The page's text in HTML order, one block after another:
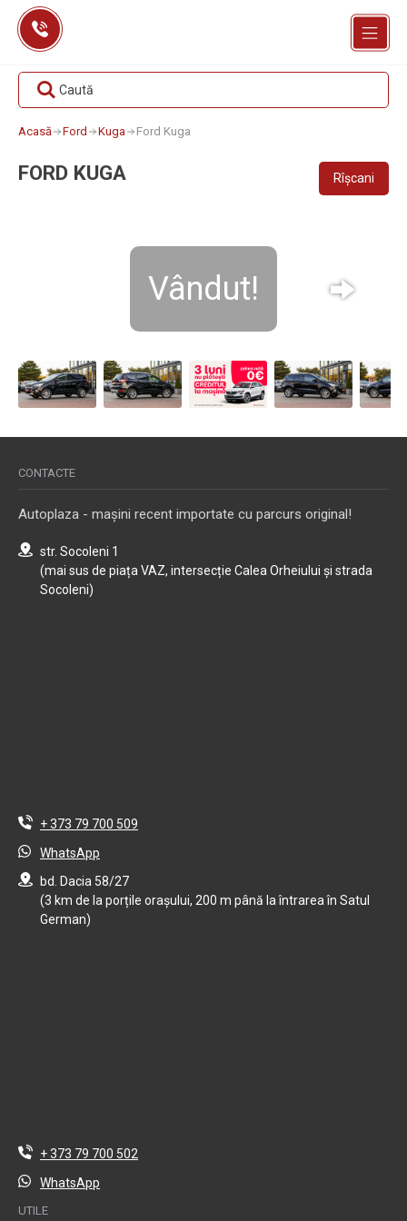
Skip
content
Caută
Acasă Ford Kuga Ford Kuga
FORD KUGA Rîșcani
Vândut!
CONTACTE
Autoplaza - mașini recent importate cu parcurs original!
str. Socoleni 1
(mai sus de piața VAZ, intersecție Calea Orheiului și strada
Socoleni)
+ 373 79 700 509
WhatsApp
bd. Dacia 58/27
(3 km de la porțile orașului, 200 m până la întrarea în Satul
German)
+ 373 79 700 502
WhatsApp
UTILE